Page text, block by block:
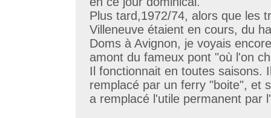
Plus tard,1972/74, alors que les
Villeneuve étaient en cours, du
Doms à Avignon, je voyais
amont du fameux pont "où l'on
Il fonctionnait en toutes saisons.
remplacé par un ferry "boite", et
a remplacé l'utile permanent par